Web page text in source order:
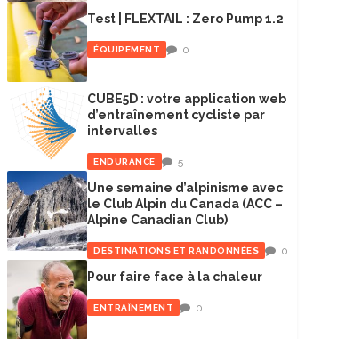
Test | FLEXTAIL : Zero Pump 1.2
ÉQUIPEMENT 0
CUBE5D : votre application web
d’entraînement cycliste par
intervalles
ENDURANCE 5
Une semaine d’alpinisme avec
le Club Alpin du Canada (ACC –
Alpine Canadian Club)
DESTINATIONS ET RANDONNÉES 0
Pour faire face à la chaleur
ENTRAÎNEMENT 0